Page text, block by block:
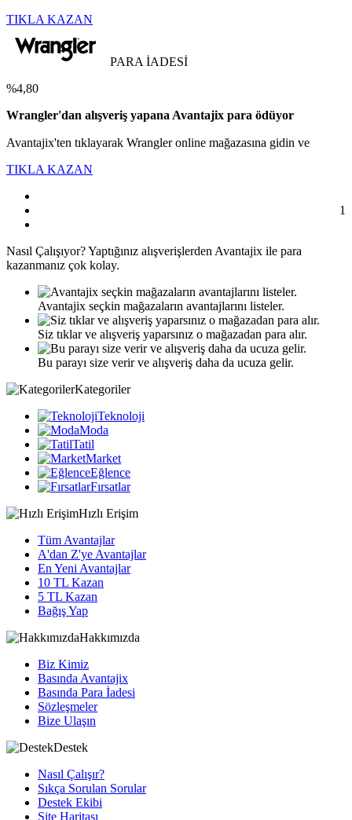
TIKLA KAZAN
PARA İADESİ
%4,80
Wrangler'dan alışveriş yapana Avantajix para ödüyor
Avantajix'ten tıklayarak Wrangler online mağazasına gidin ve
TIKLA KAZAN
1
Nasıl Çalışıyor?Yaptığınız alışverişlerden Avantajix ile para
kazanmanız çok kolay.
Avantajix seçkin mağazaların avantajlarını listeler.
Siz tıklar ve alışveriş yaparsınız o mağazadan para alır.
Bu parayı size verir ve alışveriş daha da ucuza gelir.
Kategoriler
Teknoloji
Moda
Tatil
Market
Eğlence
Fırsatlar
Hızlı Erişim
Tüm Avantajlar
A'dan Z'ye Avantajlar
En Yeni Avantajlar
10 TL Kazan
5 TL Kazan
Bağış Yap
Hakkımızda
Biz Kimiz
Basında Avantajix
Basında Para İadesi
Sözleşmeler
Bize Ulaşın
Destek
Nasıl Çalışır?
Sıkça Sorulan Sorular
Destek Ekibi
Site Haritası